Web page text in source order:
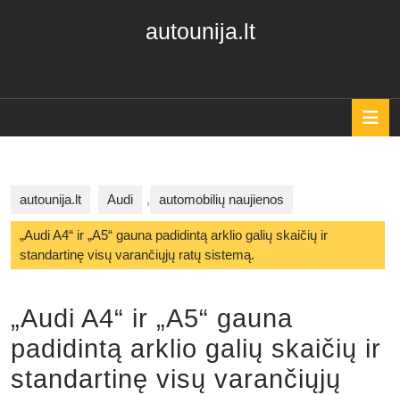
autounija.lt
autounija.lt Audi , automobilių naujienos
„Audi A4“ ir „A5“ gauna padidintą arklio galių skaičių ir
standartinę visų varančiųjų ratų sistemą.
„Audi A4“ ir „A5“ gauna
padidintą arklio galių skaičių ir
standartinę visų varančiųjų